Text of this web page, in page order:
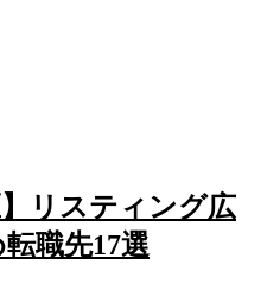
】リスティング広
職先17選